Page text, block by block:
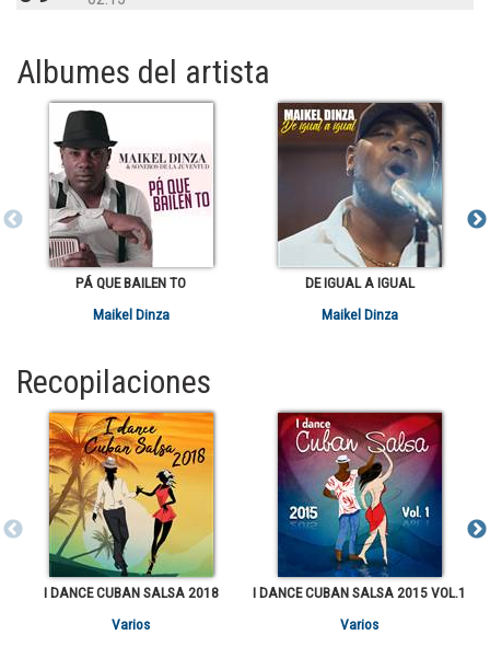
Albumes del artista
PÁ QUE BAILEN TO
Maikel Dinza
DE IGUAL A IGUAL
Maikel Dinza
Recopilaciones
I DANCE CUBAN SALSA 2018
Varios
I DANCE CUBAN SALSA 2015 VOL.1
Varios